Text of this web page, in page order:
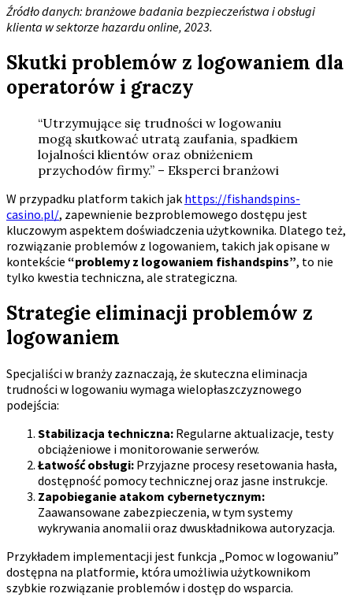
Źródło danych: branżowe badania bezpieczeństwa i obsługi
klienta w sektorze hazardu online, 2023.
Skutki problemów z logowaniem dla
operatorów i graczy
“Utrzymujące się trudności w logowaniu
mogą skutkować utratą zaufania, spadkiem
lojalności klientów oraz obniżeniem
przychodów firmy.” – Eksperci branżowi
W przypadku platform takich jak https://fishandspins-
casino.pl/, zapewnienie bezproblemowego dostępu jest
kluczowym aspektem doświadczenia użytkownika. Dlatego też,
rozwiązanie problemów z logowaniem, takich jak opisane w
kontekście “problemy z logowaniem fishandspins”, to nie
tylko kwestia techniczna, ale strategiczna.
Strategie eliminacji problemów z
logowaniem
Specjaliści w branży zaznaczają, że skuteczna eliminacja
trudności w logowaniu wymaga wielopłaszczyznowego
podejścia:
Stabilizacja techniczna: Regularne aktualizacje, testy
obciążeniowe i monitorowanie serwerów.
Łatwość obsługi: Przyjazne procesy resetowania hasła,
dostępność pomocy technicznej oraz jasne instrukcje.
Zapobieganie atakom cybernetycznym:
Zaawansowane zabezpieczenia, w tym systemy
wykrywania anomalii oraz dwuskładnikowa autoryzacja.
Przykładem implementacji jest funkcja „Pomoc w logowaniu”
dostępna na platformie, która umożliwia użytkownikom
szybkie rozwiązanie problemów i dostęp do wsparcia.